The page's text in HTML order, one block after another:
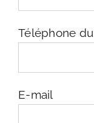
Téléphone
E-mail